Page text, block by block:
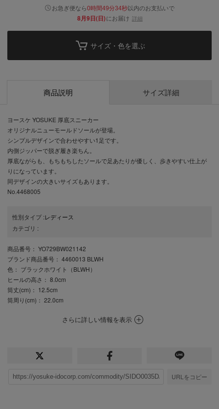
お急ぎ便なら0時間49分33秒以内のお支払いで
8月9日(日)にお届け 詳細
サイズ・色を選ぶ
商品説明 サイズ詳細
ヨースケ YOSUKE 厚底スニーカー
オリジナルニューモールドソールが登場。
シンプルデザインで合わせやすい1足です。
内側ジッパーで脱ぎ履き楽ちん。
厚底ながらも、もちもちしたソールで足あたりが優しく、歩きやすい仕上が
りになっています。
同デザインの大きいサイズもあります。
No.4468005
性別タイプ :レディース
カテゴリ :
商品番号 ： YO729BW021142
ブランド商品番号 ： 4460013 BLWH
色 ： ブラックホワイト（BLWH）
ヒールの高さ ： 8.0cm
筒丈(cm) ： 12.5cm
筒周り(cm) ： 22.0cm
さらに詳しい情報を表示
URLをコピー